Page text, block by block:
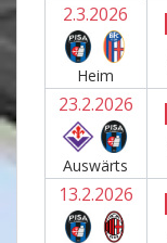
2.3.2026
Heim
23.2.2026
Auswärts
13.2.2026